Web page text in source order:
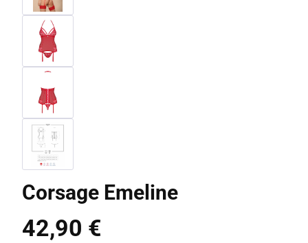
Corsage Emeline
Regulärer Preis:
42,90 €